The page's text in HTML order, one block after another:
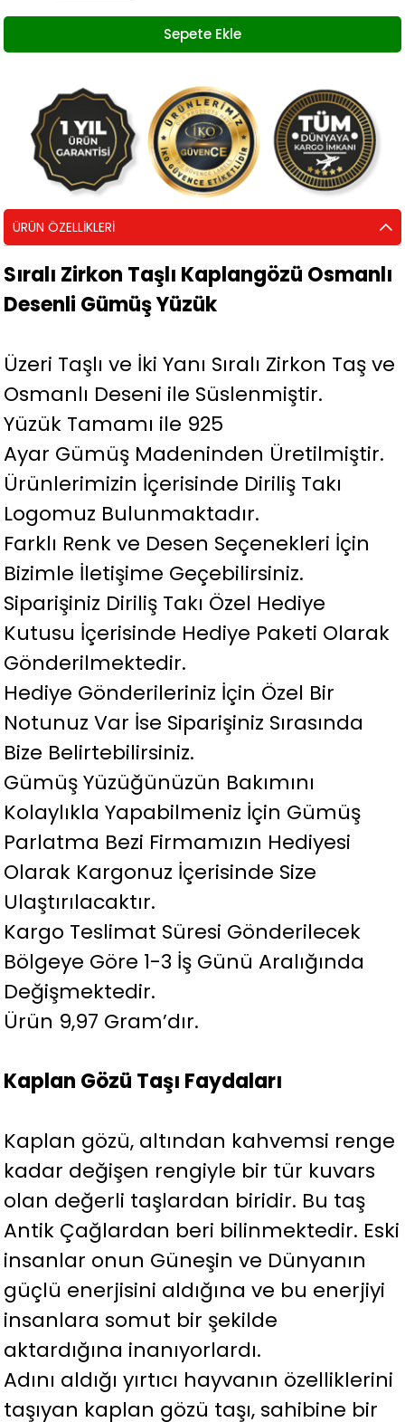
ÜRÜN ÖZELLIKLERI
Sıralı Zirkon Taşlı Kaplangözü Osmanlı
Desenli Gümüş Yüzük
Üzeri Taşlı ve İki Yanı Sıralı Zirkon Taş ve
Osmanlı Deseni ile Süslenmiştir.
Yüzük Tamamı ile 925
Ayar Gümüş Madeninden Üretilmiştir.
Ürünlerimizin İçerisinde Diriliş Takı
Logomuz Bulunmaktadır.
Farklı Renk ve Desen Seçenekleri İçin
Bizimle İletişime Geçebilirsiniz.
Siparişiniz Diriliş Takı Özel Hediye
Kutusu İçerisinde Hediye Paketi Olarak
Gönderilmektedir.
Hediye Gönderileriniz İçin Özel Bir
Notunuz Var İse Siparişiniz Sırasında
Bize Belirtebilirsiniz.
Gümüş Yüzüğünüzün Bakımını
Kolaylıkla Yapabilmeniz İçin Gümüş
Parlatma Bezi Firmamızın Hediyesi
Olarak Kargonuz İçerisinde Size
Ulaştırılacaktır.
Kargo Teslimat Süresi Gönderilecek
Bölgeye Göre 1-3 İş Günü Aralığında
Değişmektedir.
Ürün 9,97 Gram’dır.
Kaplan Gözü Taşı Faydaları
Kaplan gözü, altından kahvemsi renge
kadar değişen rengiyle bir tür kuvars
olan değerli taşlardan biridir. Bu taş
Antik Çağlardan beri bilinmektedir. Eski
insanlar onun Güneşin ve Dünyanın
güçlü enerjisini aldığına ve bu enerjiyi
insanlara somut bir şekilde
aktardığına inanıyorlardı.
Adını aldığı yırtıcı hayvanın özelliklerini
taşıyan kaplan gözü taşı, sahibine bir